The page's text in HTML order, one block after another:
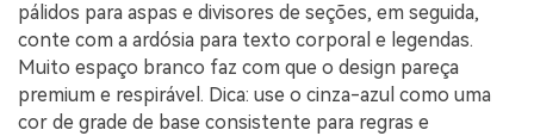
pálidos para aspas e divisores de seções, em seguida,
conte com a ardósia para texto corporal e legendas.
Muito espaço branco faz com que o design pareça
premium e respirável. Dica: use o cinza-azul como uma
cor de grade de base consistente para regras e